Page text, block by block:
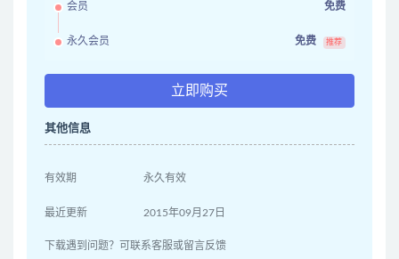
会员 免费
永久会员 免费 推荐
立即购买
其他信息
有效期 永久有效
最近更新 2015年09月27日
下载遇到问题？可联系客服或留言反馈